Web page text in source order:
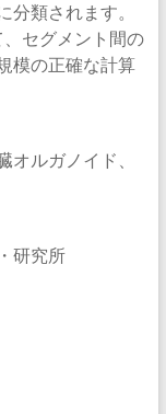
類されます。
セグメント間の
模の正確な計算
ルガノイド、
研究所